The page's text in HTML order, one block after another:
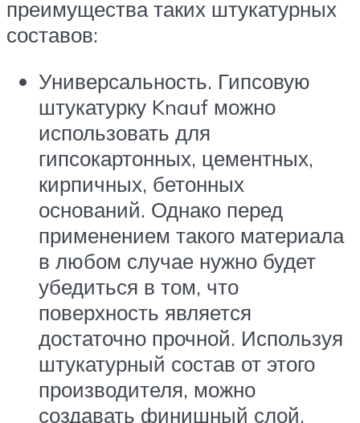
преимущества таких штукатурных
составов:
Универсальность. Гипсовую
штукатурку Knauf можно
использовать для
гипсокартонных, цементных,
кирпичных, бетонных
оснований. Однако перед
применением такого материала
в любом случае нужно будет
убедиться в том, что
поверхность является
достаточно прочной. Используя
штукатурный состав от этого
производителя, можно
создавать финишный слой,